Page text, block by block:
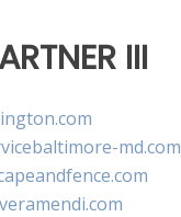
III
md.com